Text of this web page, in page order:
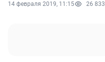
14 февраля 2019, 11:15 26 833